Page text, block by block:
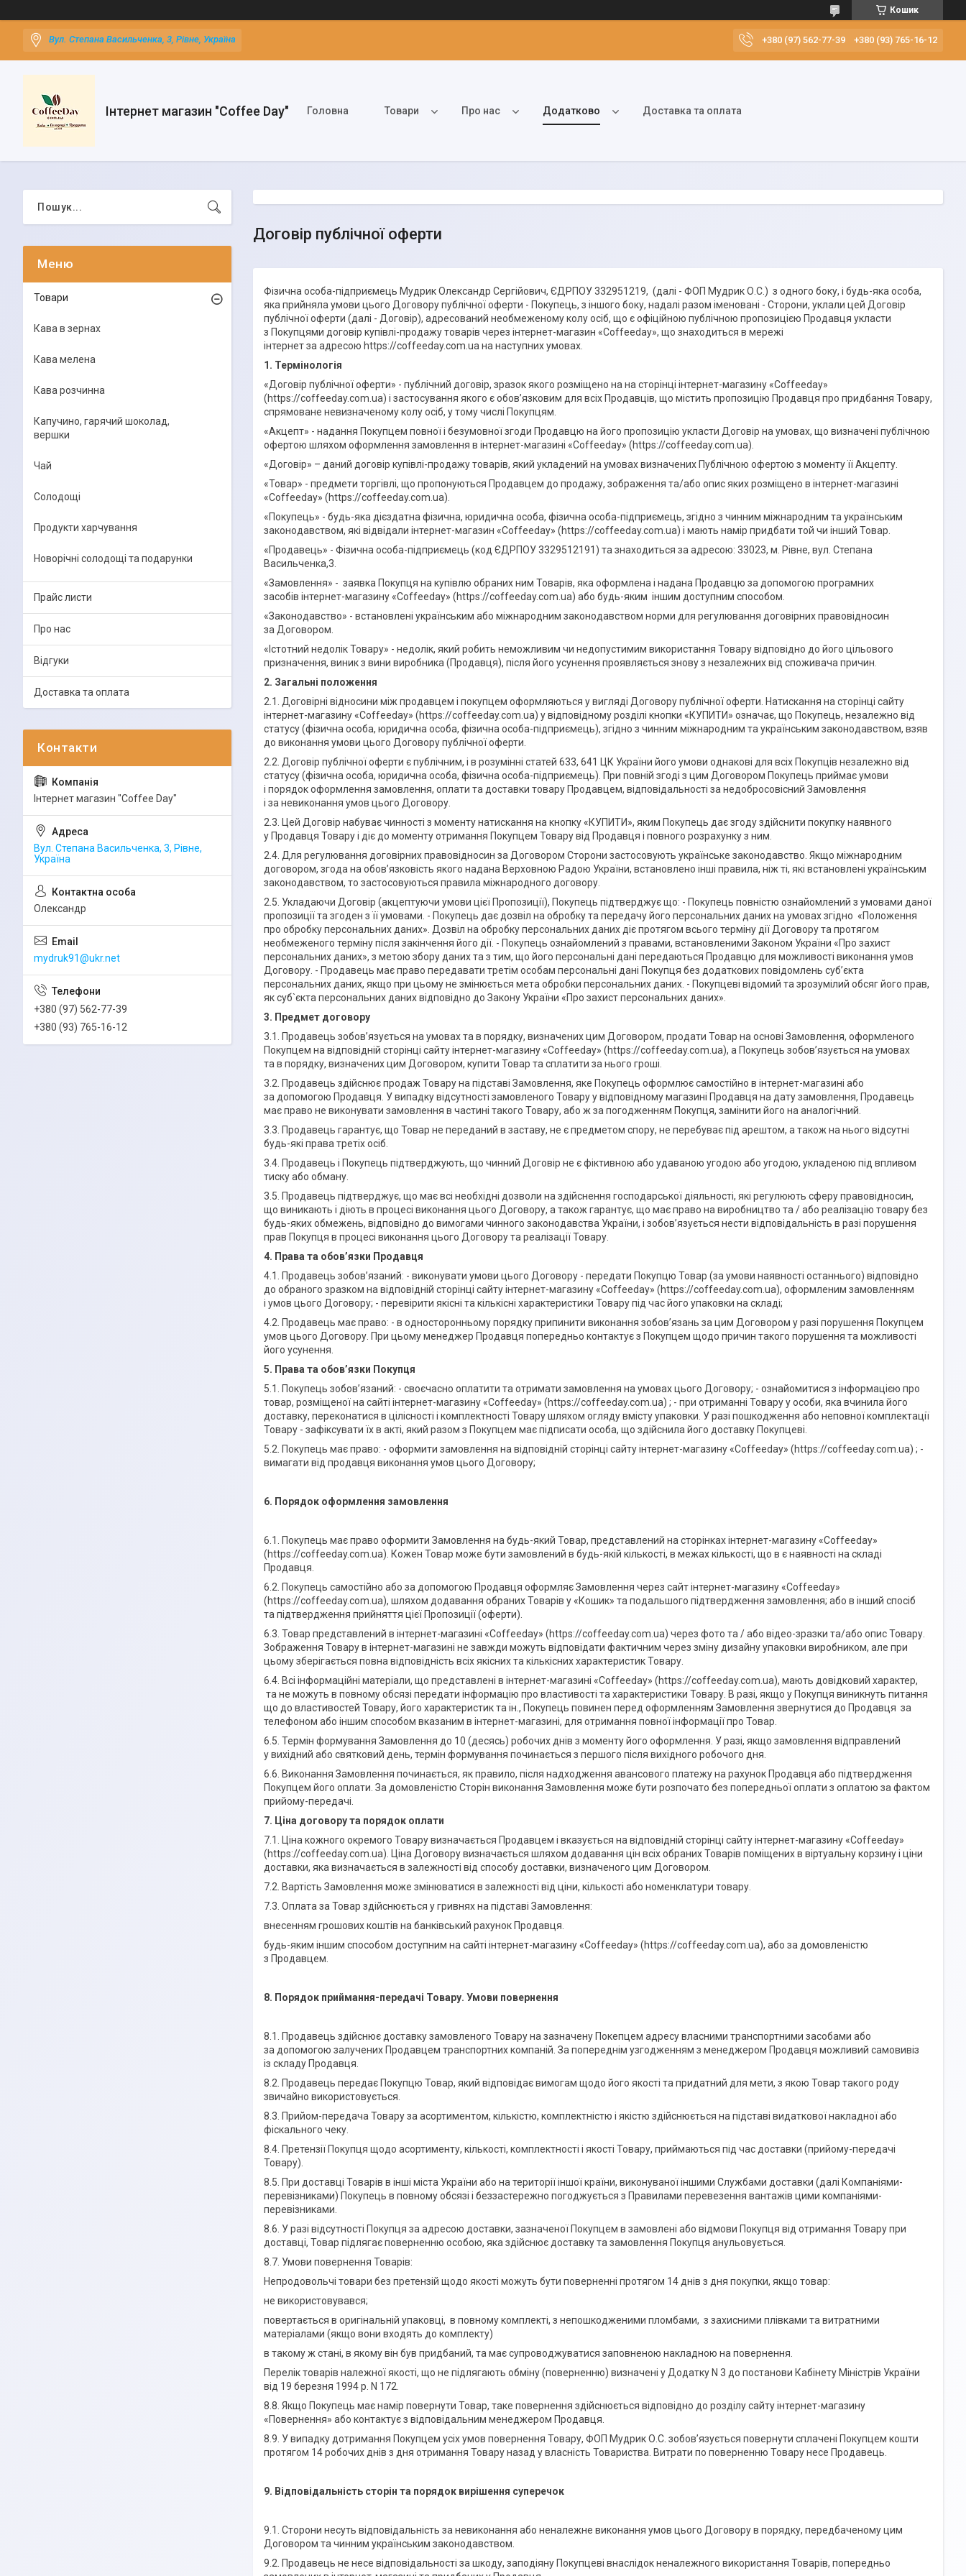
Кошик
Вул. Степана Васильченка, 3, Рівне, Україна +380 (97) 562-77-39 +380 (93) 765-16-12
Інтернет магазин "Coffee Day" Головна Товари Про нас Додатково Доставка та оплата
Договір публічної оферти
Фізична особа-підприємець Мудрик Олександр Сергійович, ЄДРПОУ 332951219, (далі - ФОП Мудрик О.С.) з одного боку, і будь-яка особа,
яка прийняла умови цього Договору публічної оферти - Покупець, з іншого боку, надалі разом іменовані - Сторони, уклали цей Договір
публічної оферти (далі - Договір), адресований необмеженому колу осіб, що є офіційною публічною пропозицією Продавця укласти
з Покупцями договір купівлі-продажу товарів через інтернет-магазин «Coffeeday», що знаходиться в мережі
інтернет за адресою https://coffeeday.com.ua на наступних умовах.
1. Термінологія
«Договір публічної оферти» - публічний договір, зразок якого розміщено на на сторінці інтернет-магазину «Coffeeday»
(https://coffeeday.com.ua) і застосування якого є обов’язковим для всіх Продавців, що містить пропозицію Продавця про придбання Товару,
спрямоване невизначеному колу осіб, у тому числі Покупцям.
«Акцепт» - надання Покупцем повної і безумовної згоди Продавцю на його пропозицію укласти Договір на умовах, що визначені публічною
офертою шляхом оформлення замовлення в інтернет-магазині «Coffeeday» (https://coffeeday.com.ua).
«Договір» – даний договір купівлі-продажу товарів, який укладений на умовах визначених Публічною офертою з моменту її Акцепту.
«Товар» - предмети торгівлі, що пропонуються Продавцем до продажу, зображення та/або опис яких розміщено в інтернет-магазині
«Coffeeday» (https://coffeeday.com.ua).
«Покупець» - будь-яка дієздатна фізична, юридична особа, фізична особа-підприємець, згідно з чинним міжнародним та українським
законодавством, які відвідали інтернет-магазин «Coffeeday» (https://coffeeday.com.ua) і мають намір придбати той чи інший Товар.
«Продавець» - Фізична особа-підприємець (код ЄДРПОУ 3329512191) та знаходиться за адресою: 33023, м. Рівне, вул. Степана
Васильченка,3.
«Замовлення» - заявка Покупця на купівлю обраних ним Товарів, яка оформлена і надана Продавцю за допомогою програмних
засобів інтернет-магазину «Coffeeday» (https://coffeeday.com.ua) або будь-яким іншим доступним способом.
«Законодавство» - встановлені українським або міжнародним законодавством норми для регулювання договірних правовідносин
за Договором.
«Істотний недолік Товару» - недолік, який робить неможливим чи недопустимим використання Товару відповідно до його цільового
призначення, виник з вини виробника (Продавця), після його усунення проявляється знову з незалежних від споживача причин.
2. Загальні положення
2.1. Договірні відносини між продавцем і покупцем оформляються у вигляді Договору публічної оферти. Натискання на сторінці сайту
інтернет-магазину «Coffeeday» (https://coffeeday.com.ua) у відповідному розділі кнопки «КУПИТИ» означає, що Покупець, незалежно від
статусу (фізична особа, юридична особа, фізична особа-підприємець), згідно з чинним міжнародним та українським законодавством, взяв
до виконання умови цього Договору публічної оферти.
2.2. Договір публічної оферти є публічним, і в розумінні статей 633, 641 ЦК України його умови однакові для всіх Покупців незалежно від
статусу (фізична особа, юридична особа, фізична особа-підприємець). При повній згоді з цим Договором Покупець приймає умови
і порядок оформлення замовлення, оплати та доставки товару Продавцем, відповідальності за недобросовісний Замовлення
і за невиконання умов цього Договору.
2.3. Цей Договір набуває чинності з моменту натискання на кнопку «КУПИТИ», яким Покупець дає згоду здійснити покупку наявного
у Продавця Товару і діє до моменту отримання Покупцем Товару від Продавця і повного розрахунку з ним.
2.4. Для регулювання договірних правовідносин за Договором Сторони застосовують українське законодавство. Якщо міжнародним
договором, згода на обов’язковість якого надана Верховною Радою України, встановлено інші правила, ніж ті, які встановлені українським
законодавством, то застосовуються правила міжнародного договору.
2.5. Укладаючи Договір (акцептуючи умови цієї Пропозиції), Покупець підтверджує що: - Покупець повністю ознайомлений з умовами даної
пропозиції та згоден з її умовами. - Покупець дає дозвіл на обробку та передачу його персональних даних на умовах згідно «Положення
про обробку персональних даних». Дозвіл на обробку персональних даних діє протягом всього терміну дії Договору та протягом
необмеженого терміну після закінчення його дії. - Покупець ознайомлений з правами, встановленими Законом України «Про захист
персональних даних», з метою збору даних та з тим, що його персональні дані передаються Продавцю для можливості виконання умов
Договору. - Продавець має право передавати третім особам персональні дані Покупця без додаткових повідомлень суб’єкта
персональних даних, якщо при цьому не змінюється мета обробки персональних даних. - Покупцеві відомий та зрозумілий обсяг його прав,
як суб`єкта персональних даних відповідно до Закону України «Про захист персональних даних».
3. Предмет договору
3.1. Продавець зобов’язується на умовах та в порядку, визначених цим Договором, продати Товар на основі Замовлення, оформленого
Покупцем на відповідній сторінці сайту інтернет-магазину «Coffeeday» (https://coffeeday.com.ua), а Покупець зобов’язується на умовах
та в порядку, визначених цим Договором, купити Товар та сплатити за нього гроші.
3.2. Продавець здійснює продаж Товару на підставі Замовлення, яке Покупець оформлює самостійно в інтернет-магазині або
за допомогою Продавця. У випадку відсутності замовленого Товару у відповідному магазині Продавця на дату замовлення, Продавець
має право не виконувати замовлення в частині такого Товару, або ж за погодженням Покупця, замінити його на аналогічний.
3.3. Продавець гарантує, що Товар не переданий в заставу, не є предметом спору, не перебуває під арештом, а також на нього відсутні
будь-які права третіх осіб.
3.4. Продавець і Покупець підтверджують, що чинний Договір не є фіктивною або удаваною угодою або угодою, укладеною під впливом
тиску або обману.
3.5. Продавець підтверджує, що має всі необхідні дозволи на здійснення господарської діяльності, які регулюють сферу правовідносин,
що виникають і діють в процесі виконання цього Договору, а також гарантує, що має право на виробництво та / або реалізацію товару без
будь-яких обмежень, відповідно до вимогами чинного законодавства України, і зобов’язується нести відповідальність в разі порушення
прав Покупця в процесі виконання цього Договору та реалізації Товару.
4. Права та обов’язки Продавця
4.1. Продавець зобов’язаний: - виконувати умови цього Договору - передати Покупцю Товар (за умови наявності останнього) відповідно
до обраного зразком на відповідній сторінці сайту інтернет-магазину «Coffeeday» (https://coffeeday.com.ua), оформленим замовленням
і умов цього Договору; - перевірити якісні та кількісні характеристики Товару під час його упаковки на складі;
4.2. Продавець має право: - в односторонньому порядку припинити виконання зобов’язань за цим Договором у разі порушення Покупцем
умов цього Договору. При цьому менеджер Продавця попередньо контактує з Покупцем щодо причин такого порушення та можливості
його усунення.
5. Права та обов’язки Покупця
5.1. Покупець зобов’язаний: - своєчасно оплатити та отримати замовлення на умовах цього Договору; - ознайомитися з інформацією про
товар, розміщеної на сайті інтернет-магазину «Coffeeday» (https://coffeeday.com.ua) ; - при отриманні Товару у особи, яка вчинила його
доставку, переконатися в цілісності і комплектності Товару шляхом огляду вмісту упаковки. У разі пошкодження або неповної комплектації
Товару - зафіксувати їх в акті, який разом з Покупцем має підписати особа, що здійснила його доставку Покупцеві.
5.2. Покупець має право: - оформити замовлення на відповідній сторінці сайту інтернет-магазину «Coffeeday» (https://coffeeday.com.ua) ; -
вимагати від продавця виконання умов цього Договору;
6. Порядок оформлення замовлення
6.1. Покупець має право оформити Замовлення на будь-який Товар, представлений на сторінках інтернет-магазину «Coffeeday»
(https://coffeeday.com.ua). Кожен Товар може бути замовлений в будь-якій кількості, в межах кількості, що в є наявності на складі
Продавця.
6.2. Покупець самостійно або за допомогою Продавця оформляє Замовлення через сайт інтернет-магазину «Coffeeday»
(https://coffeeday.com.ua), шляхом додавання обраних Товарів у «Кошик» та подальшого підтвердження замовлення; або в інший спосіб
та підтвердження прийняття цієї Пропозиції (оферти).
6.3. Товар представлений в інтернет-магазині «Coffeeday» (https://coffeeday.com.ua) через фото та / або відео-зразки та/або опис Товару.
Зображення Товару в інтернет-магазині не завжди можуть відповідати фактичним через зміну дизайну упаковки виробником, але при
цьому зберігається повна відповідність всіх якісних та кількісних характеристик Товару.
6.4. Всі інформаційні матеріали, що представлені в інтернет-магазині «Coffeeday» (https://coffeeday.com.ua), мають довідковий характер,
та не можуть в повному обсязі передати інформацію про властивості та характеристики Товару. В разі, якщо у Покупця виникнуть питання
що до властивостей Товару, його характеристик та ін., Покупець повинен перед оформленням Замовлення звернутися до Продавця за
телефоном або іншим способом вказаним в інтернет-магазині, для отримання повної інформації про Товар.
6.5. Термін формування Замовлення до 10 (десясь) робочих днів з моменту його оформлення. У разі, якщо замовлення відправлений
у вихідний або святковий день, термін формування починається з першого після вихідного робочого дня.
6.6. Виконання Замовлення починається, як правило, після надходження авансового платежу на рахунок Продавця або підтвердження
Покупцем його оплати. За домовленістю Сторін виконання Замовлення може бути розпочато без попередньої оплати з оплатою за фактом
прийому-передачі.
7. Ціна договору та порядок оплати
7.1. Ціна кожного окремого Товару визначається Продавцем і вказується на відповідній сторінці сайту інтернет-магазину «Coffeeday»
(https://coffeeday.com.ua). Ціна Договору визначається шляхом додавання цін всіх обраних Товарів поміщених в віртуальну корзину і ціни
доставки, яка визначається в залежності від способу доставки, визначеного цим Договором.
7.2. Вартість Замовлення може змінюватися в залежності від ціни, кількості або номенклатури товару.
7.3. Оплата за Товар здійснюється у гривнях на підставі Замовлення:
внесенням грошових коштів на банківський рахунок Продавця.
будь-яким іншим способом доступним на сайті інтернет-магазину «Coffeeday» (https://coffeeday.com.ua), або за домовленістю
з Продавцем.
8. Порядок приймання-передачі Товару. Умови повернення
8.1. Продавець здійснює доставку замовленого Товару на зазначену Покепцем адресу власними транспортними засобами або
за допомогою залучених Продавцем транспортних компаній. За попереднім узгодженням з менеджером Продавця можливий самовивіз
із складу Продавця.
8.2. Продавець передає Покупцю Товар, який відповідає вимогам щодо його якості та придатний для мети, з якою Товар такого роду
звичайно використовується.
8.3. Прийом-передача Товару за асортиментом, кількістю, комплектністю і якістю здійснюється на підставі видаткової накладної або
фіскального чеку.
8.4. Претензії Покупця щодо асортименту, кількості, комплектності і якості Товару, приймаються під час доставки (прийому-передачі
Товару).
8.5. При доставці Товарів в інші міста України або на території іншої країни, виконуваної іншими Службами доставки (далі Компаніями-
перевізниками) Покупець в повному обсязі і беззастережно погоджується з Правилами перевезення вантажів цими компаніями-
перевізниками.
8.6. У разі відсутності Покупця за адресою доставки, зазначеної Покупцем в замовлені або відмови Покупця від отримання Товару при
доставці, Товар підлягає поверненню особою, яка здійснює доставку та замовлення Покупця анульовується.
8.7. Умови повернення Товарів:
Непродовольчі товари без претензій щодо якості можуть бути поверненні протягом 14 днів з дня покупки, якщо товар:
не використовувався;
повертається в оригінальній упаковці, в повному комплекті, з непошкодженими пломбами, з захисними плівками та витратними
матеріалами (якщо вони входять до комплекту)
в такому ж стані, в якому він був придбаний, та має супроводжуватися заповненою накладною на повернення.
Перелік товарів належної якості, що не підлягають обміну (поверненню) визначені у Додатку N 3 до постанови Кабінету Міністрів України
від 19 березня 1994 р. N 172.
8.8. Якщо Покупець має намір повернути Товар, таке повернення здійснюється відповідно до розділу сайту інтернет-магазину
«Повернення» або контактує з відповідальним менеджером Продавця.
8.9. У випадку дотримання Покупцем усіх умов повернення Товару, ФОП Мудрик О.С. зобов’язується повернути сплачені Покупцем кошти
протягом 14 робочих днів з дня отримання Товару назад у власність Товариства. Витрати по поверненню Товару несе Продавець.
9. Відповідальність сторін та порядок вирішення суперечок
9.1. Сторони несуть відповідальність за невиконання або неналежне виконання умов цього Договору в порядку, передбаченому цим
Договором та чинним українським законодавством.
9.2. Продавець не несе відповідальності за шкоду, заподіяну Покупцеві внаслідок неналежного використання Товарів, попередньо
Товари
Кава в зернах
Кава мелена
Кава розчинна
Капучино, гарячий шоколад,
вершки
Чай
Солодощі
Продукти харчування
Новорічні солодощі та подарунки
Прайс листи
Про нас
Відгуки
Доставка та оплата
Інтернет магазин "Coffee Day"
Вул. Степана Васильченка, 3, Рівне,
Україна
Олександр
mydruk91@ukr.net
+380 (97) 562-77-39
+380 (93) 765-16-12